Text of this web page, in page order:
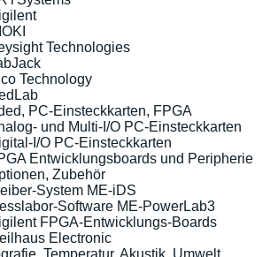
Technologies
Technology
PC-Einsteckkarten, FPGA
und Multi-I/O PC-Einsteckkarten
I/O PC-Einsteckkarten
Entwicklungsboards und Peripherie
Zubehör
System ME-iDS
Software ME-PowerLab3
FPGA-Entwicklungs-Boards
Electronic